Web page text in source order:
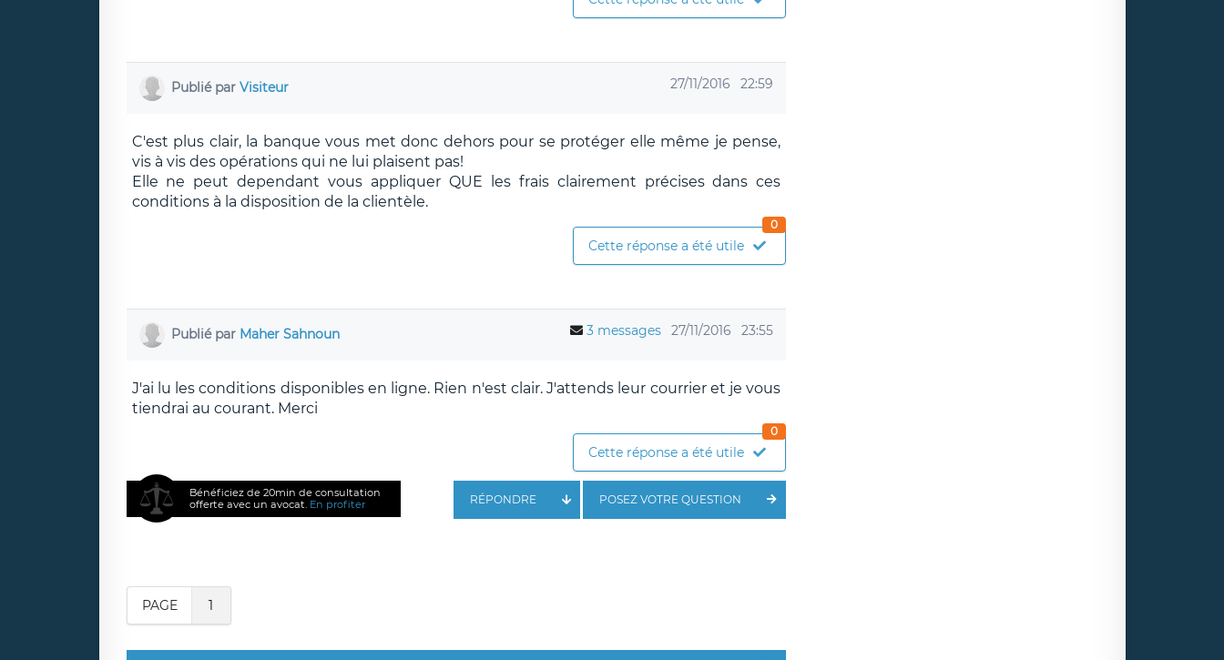
Publié par Visiteur 27/11/2016 22:59
C'est plus clair, la banque vous met donc dehors pour se protéger elle même je pense,
vis à vis des opérations qui ne lui plaisent pas!
Elle ne peut dependant vous appliquer QUE les frais clairement précises dans ces
conditions à la disposition de la clientèle.
Cette réponse a été utile
0
Publié par Maher Sahnoun 3 messages 27/11/2016 23:55
J'ai lu les conditions disponibles en ligne. Rien n'est clair. J'attends leur courrier et je vous
tiendrai au courant. Merci
Cette réponse a été utile
0
Bénéficiez de 20min de consultation
offerte avec un avocat. En profiter POSEZ VOTRE QUESTION
RÉPONDRE
PAGE 1